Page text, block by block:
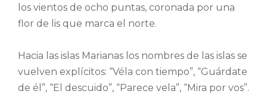
los vientos de ocho puntas, coronada por una
flor de lis que marca el norte.
Hacia las islas Marianas los nombres de las islas se
vuelven explícitos: “Véla con tiempo”, “Guárdate
de él”, “El descuido”, “Parece vela”, “Mira por vos”.